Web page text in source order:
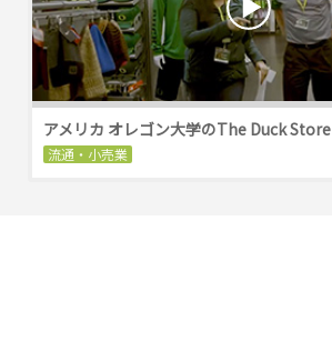
アメリカ オレゴン大学のThe Duck Store
流通・小売業